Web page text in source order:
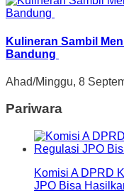
Kulineran Sambil
Bandung
Ahad/Minggu, 8
Pariwara
Komisi A DPRD
JPO Bisa